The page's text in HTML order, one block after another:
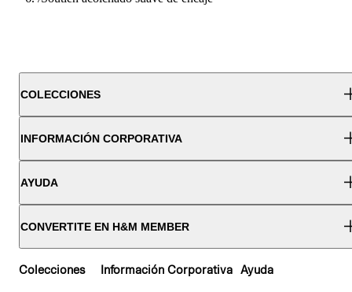
COLECCIONES
INFORMACIÓN CORPORATIVA
AYUDA
CONVERTITE EN H&M MEMBER
Colecciones Información Corporativa Ayuda